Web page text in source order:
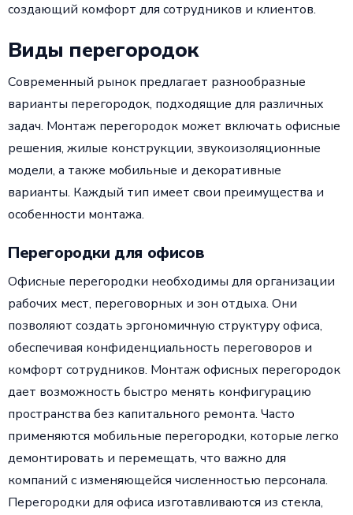
создающий комфорт для сотрудников и клиентов.
Виды перегородок
Современный рынок предлагает разнообразные
варианты перегородок, подходящие для различных
задач. Монтаж перегородок может включать офисные
решения, жилые конструкции, звукоизоляционные
модели, а также мобильные и декоративные
варианты. Каждый тип имеет свои преимущества и
особенности монтажа.
Перегородки для офисов
Офисные перегородки необходимы для организации
рабочих мест, переговорных и зон отдыха. Они
позволяют создать эргономичную структуру офиса,
обеспечивая конфиденциальность переговоров и
комфорт сотрудников. Монтаж офисных перегородок
дает возможность быстро менять конфигурацию
пространства без капитального ремонта. Часто
применяются мобильные перегородки, которые легко
демонтировать и перемещать, что важно для
компаний с изменяющейся численностью персонала.
Перегородки для офиса изготавливаются из стекла,